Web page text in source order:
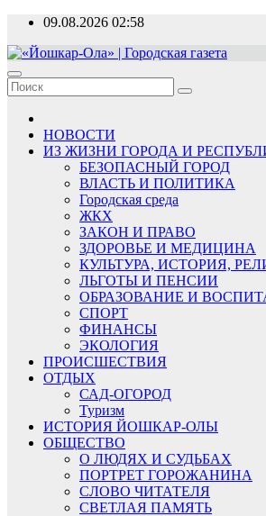
Перейти
содержимому
09.08.2026 02:58
«Йошкар-Ола» | Городская газета
Новости, события, люди
НОВОСТИ
ИЗ ЖИЗНИ ГОРОДА И
БЕЗОПАСНЫЙ ГОРОД
ВЛАСТЬ И ПОЛИТИКА
Городская среда
ЖКХ
ЗАКОН И ПРАВО
ЗДОРОВЬЕ И МЕДИЦИНА
КУЛЬТУРА, ИСТОРИЯ,
ЛЬГОТЫ И ПЕНСИИ
ОБРАЗОВАНИЕ И
СПОРТ
ФИНАНСЫ
ЭКОЛОГИЯ
ПРОИСШЕСТВИЯ
ОТДЫХ
САД-ОГОРОД
Туризм
ИСТОРИЯ ЙОШКАР-ОЛЫ
ОБЩЕСТВО
О ЛЮДЯХ И СУДЬБАХ
ПОРТРЕТ ГОРОЖАНИНА
СЛОВО ЧИТАТЕЛЯ
СВЕТЛАЯ ПАМЯТЬ